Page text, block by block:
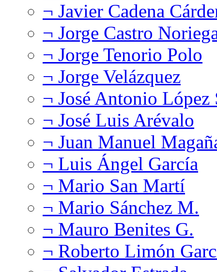
¬ Javier Cadena
¬ Jorge Castro
¬ Jorge Tenorio Polo
¬ Jorge Velázquez
¬ José Antonio López
¬ José Luis Arévalo
¬ Juan Manuel
¬ Luis Ángel García
¬ Mario San Martí
¬ Mario Sánchez M.
¬ Mauro Benites G.
¬ Roberto Limón